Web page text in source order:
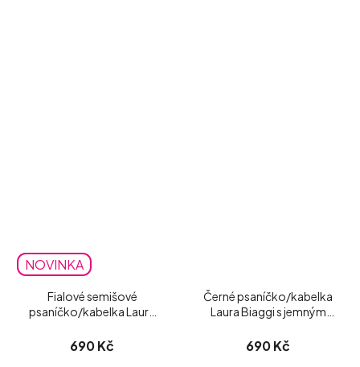
NOVINKA
Fialové semišové
psaníčko/kabelka Laura
690 Kč
Černé psaníčko/kabelka
Laura Biaggi s jemným
690 Kč